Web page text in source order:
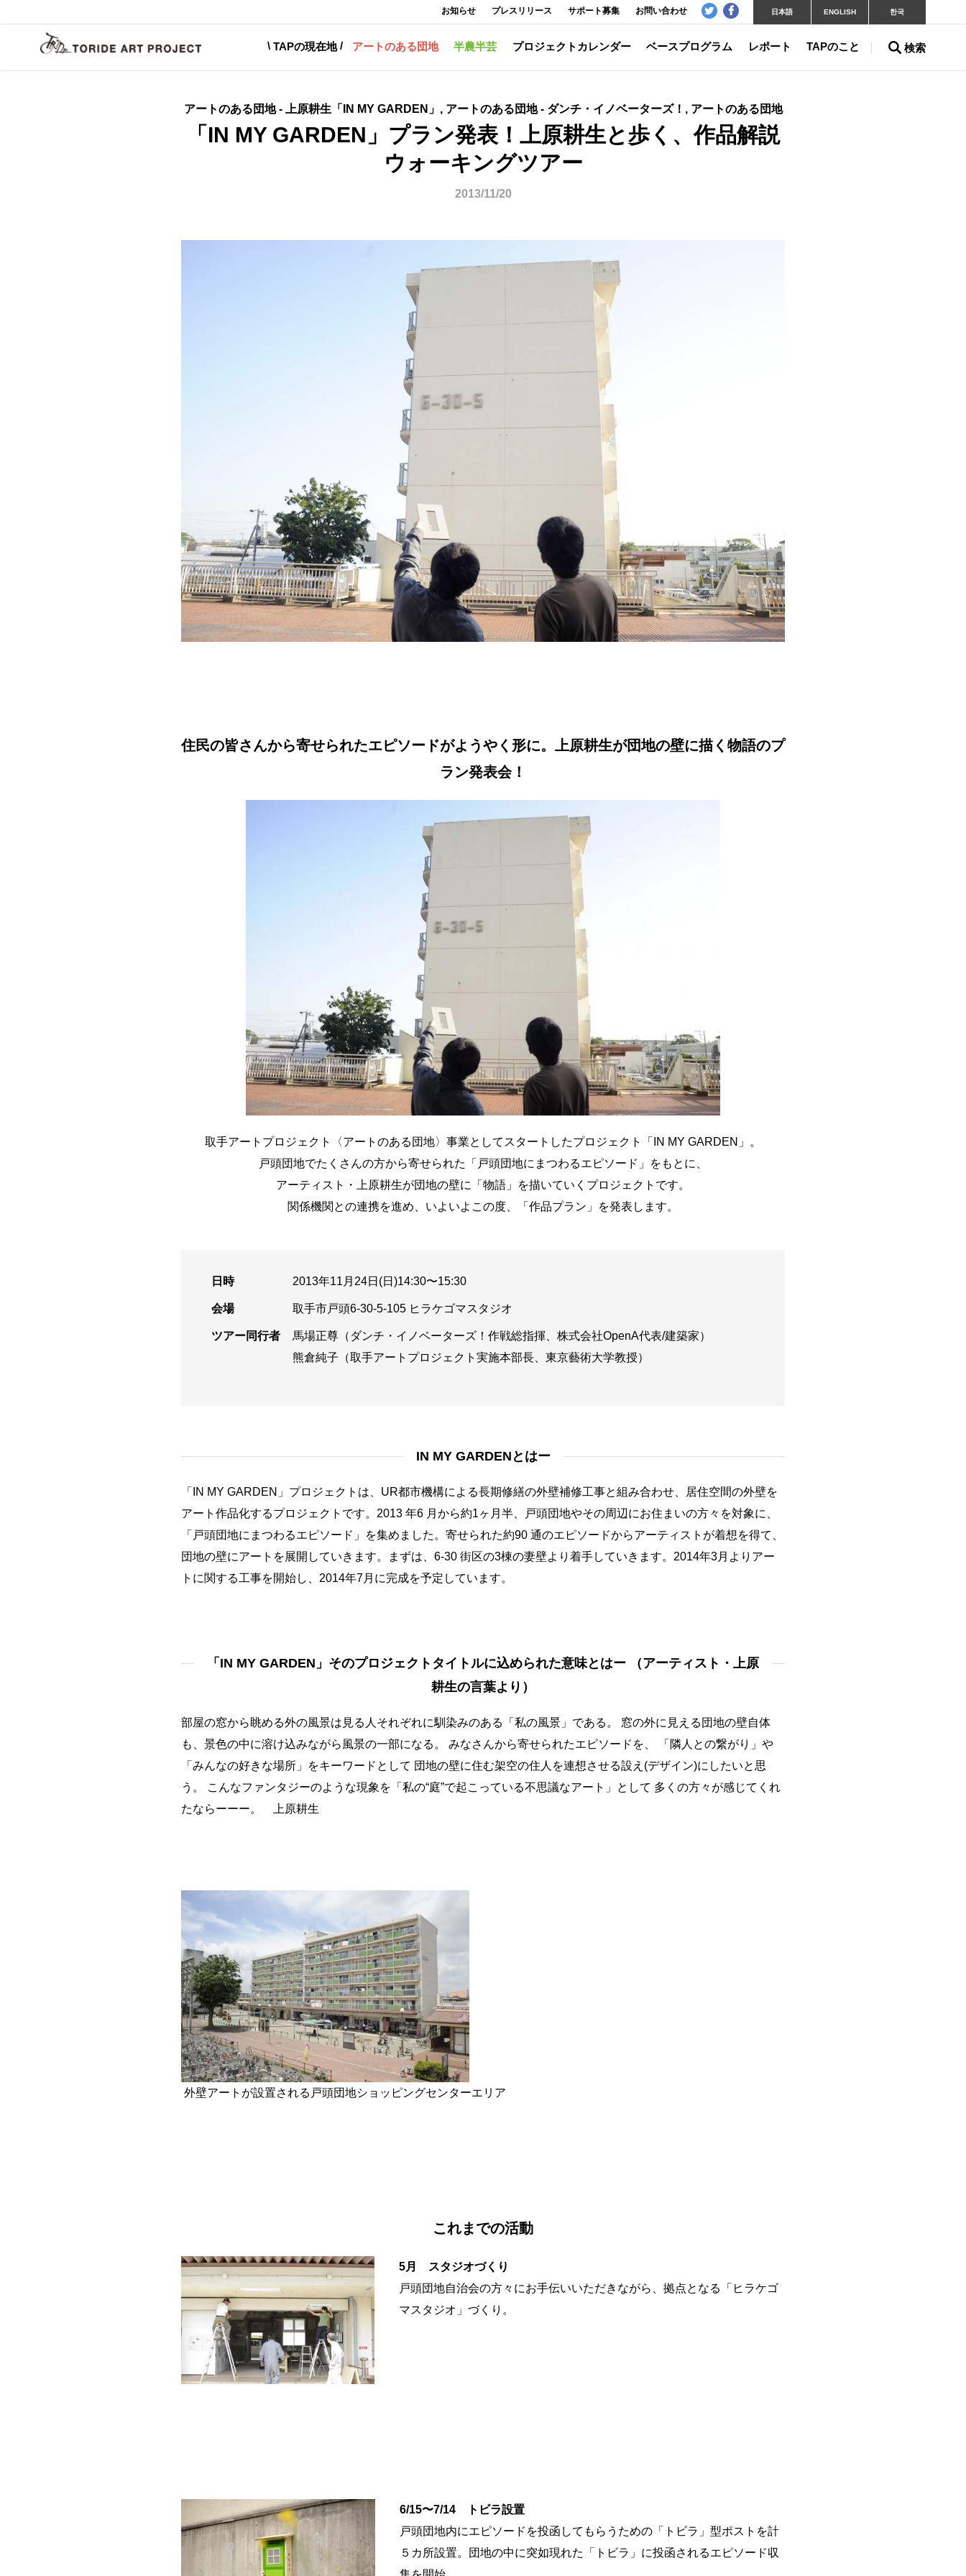
TAPの現在地 アートのある団地 半農半芸 プロジェクトカレンダー ベースプログラム レポート TAPのこと 検索
お知らせ プレスリリース サポート募集 お問い合わせ 日本語 ENGLISH 한국
アートのある団地 - 上原耕生「IN MY GARDEN」, アートのある団地 - ダンチ・イノベーターズ！, アートのある団地
「IN MY GARDEN」プラン発表！上原耕生と歩く、作品解説
ウォーキングツアー
2013/11/20
住民の皆さんから寄せられたエピソードがようやく形に。上原耕生が団地の壁に描く物語のプ
ラン発表会！
取手アートプロジェクト〈アートのある団地〉事業としてスタートしたプロジェクト「IN MY GARDEN」。
戸頭団地でたくさんの方から寄せられた「戸頭団地にまつわるエピソード」をもとに、
アーティスト・上原耕生が団地の壁に「物語」を描いていくプロジェクトです。
関係機関との連携を進め、いよいよこの度、「作品プラン」を発表します。
日時 2013年11月24日(日)14:30〜15:30
会場 取手市戸頭6-30-5-105 ヒラケゴマスタジオ
ツアー同行者
馬場正尊（ダンチ・イノベーターズ！作戦総指揮、株式会社OpenA代表/建築家）
熊倉純子（取手アートプロジェクト実施本部長、東京藝術大学教授）
IN MY GARDENとはー
「IN MY GARDEN」プロジェクトは、UR都市機構による長期修繕の外壁補修工事と組み合わせ、居住空間の外壁を
アート作品化するプロジェクトです。2013 年6 月から約1ヶ月半、戸頭団地やその周辺にお住まいの方々を対象に、
「戸頭団地にまつわるエピソード」を集めました。寄せられた約90 通のエピソードからアーティストが着想を得て、
団地の壁にアートを展開していきます。まずは、6-30 街区の3棟の妻壁より着手していきます。2014年3月よりアー
トに関する工事を開始し、2014年7月に完成を予定しています。
「IN MY GARDEN」そのプロジェクトタイトルに込められた意味とはー （アーティスト・上原
耕生の言葉より）
部屋の窓から眺める外の風景は見る人それぞれに馴染みのある「私の風景」である。 窓の外に見える団地の壁自体
も、景色の中に溶け込みながら風景の一部になる。 みなさんから寄せられたエピソードを、 「隣人との繋がり」や
「みんなの好きな場所」をキーワードとして 団地の壁に住む架空の住人を連想させる設え(デザイン)にしたいと思
う。 こんなファンタジーのような現象を「私の“庭”で起こっている不思議なアート」として 多くの方々が感じてくれ
たならーーー。 上原耕生
外壁アートが設置される戸頭団地ショッピングセンターエリア
これまでの活動
5月 スタジオづくり
戸頭団地自治会の方々にお手伝いいただきながら、拠点となる「ヒラケゴ
マスタジオ」づくり。
6/15〜7/14 トビラ設置
戸頭団地内にエピソードを投函してもらうための「トビラ」型ポストを計
５カ所設置。団地の中に突如現れた「トビラ」に投函されるエピソード収